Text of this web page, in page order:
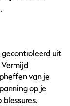
uit
van je
op je